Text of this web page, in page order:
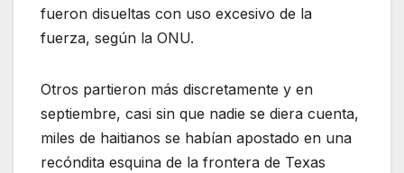
fueron disueltas con uso excesivo de la
fuerza, según la ONU.
Otros partieron más discretamente y en
septiembre, casi sin que nadie se diera cuenta,
miles de haitianos se habían apostado en una
recóndita esquina de la frontera de Texas